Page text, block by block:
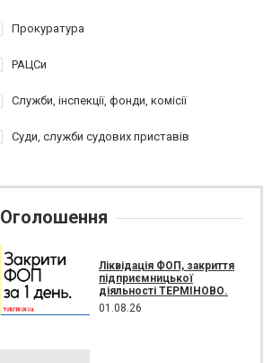
Прокуратура
РАЦСи
Служби, інспекції, фонди, комісії
Суди, служби судових приставів
Оголошення
Ліквідація ФОП, закриття
підприємницької
діяльності ТЕРМІНОВО.
01.08.26